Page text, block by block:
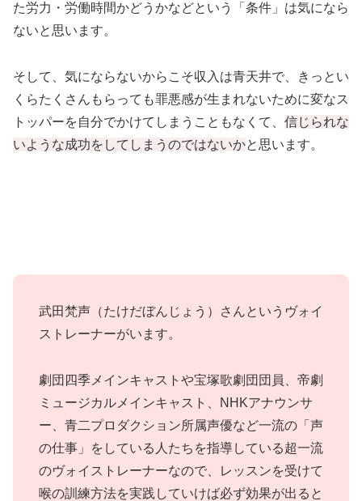
た労力・労働時間かどうかなどという「条件」は気になら
ないと思います。
そして、気にならないからこそ収入は青天井で、きっとい
くらたくさんもらっても罪悪感が生まれないために変なス
トッパーを自分でかけてしまうこともなくて、 信じられな
いような成功をしてしまうのではないかと思います。
武田梵声（たけだぼんじょう）さんというヴォイ
ストレーナーがいます。
劇団四季メインキャストや宝塚歌劇団団員、帝劇
ミュージカルメインキャスト、NHKアナウンサ
ー、青二プロダクション所属声優など一流の「声
の仕事」をしている人たちを指導している超一流
のヴォイストレーナーなので、レッスンを受けて
喉の訓練方法を実践していけば必ず効果が出ると